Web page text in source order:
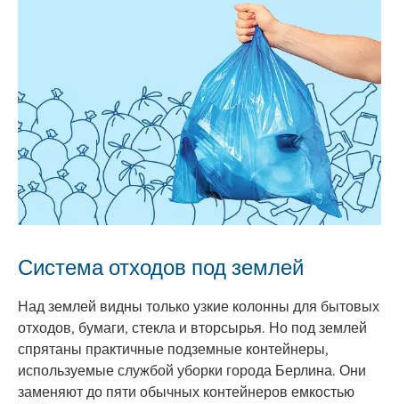
Система отходов под землей
Над землей видны только узкие колонны для бытовых
отходов, бумаги, стекла и вторсырья. Но под землей
спрятаны практичные подземные контейнеры,
используемые службой уборки города Берлина. Они
заменяют до пяти обычных контейнеров емкостью